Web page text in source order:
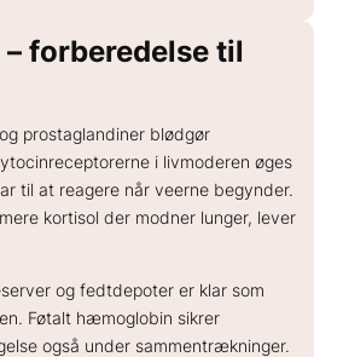
forberedelse til
prostaglandiner blødgør
i livmoderen øges
til at reagere når veerne begynder.
kortisol der modner lunger, lever
og fedtdepoter er klar som
Føtalt hæmoglobin sikrer
også under sammentrækninger.